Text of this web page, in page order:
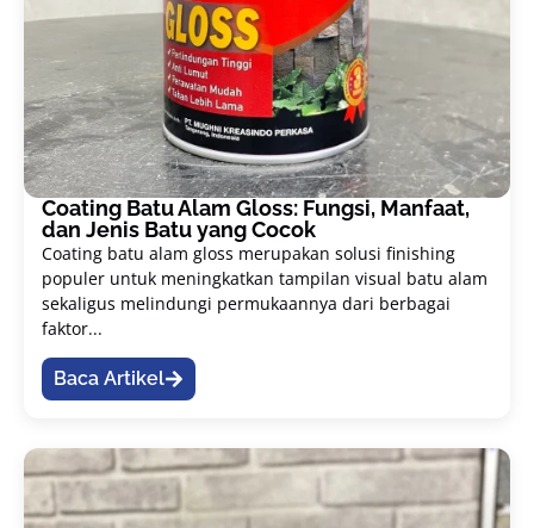
Coating Batu Alam Gloss: Fungsi, Manfaat,
dan Jenis Batu yang Cocok
Coating batu alam gloss merupakan solusi finishing
populer untuk meningkatkan tampilan visual batu alam
sekaligus melindungi permukaannya dari berbagai
faktor...
Baca Artikel